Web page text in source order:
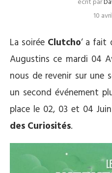
10
La soirée Clutcho‘ a fait
Augustins ce mardi 04
nous de revenir sur une
un second événement
place le 02, 03 et 04
des Curiosités.